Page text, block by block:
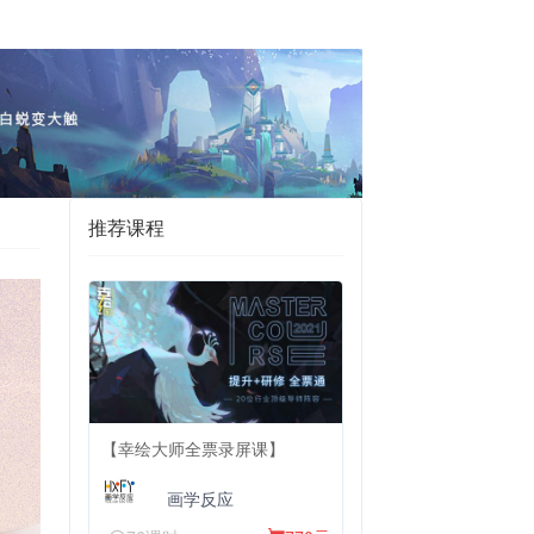
推荐课程
【幸绘大师全票录屏课】
画学反应